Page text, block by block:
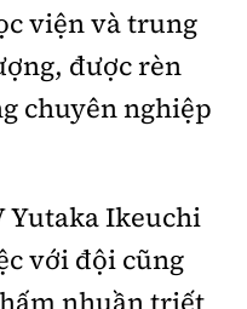
viện và trung
được rèn
chuyên nghiệp
Yutaka Ikeuchi
với đội cũng
nhuần triết